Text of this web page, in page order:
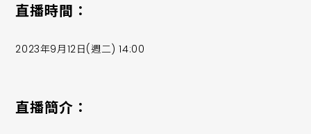
直播時間：
2023年9月12日(週二) 14:00
直播簡介：